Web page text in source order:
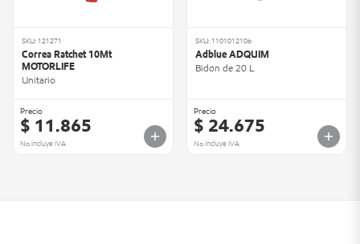
SKU: 121271
Correa Ratchet 10Mt
MOTORLIFE
Unitario
Precio
$ 11.865
No incluye IVA
SKU: 1101012106
Adblue ADQUIM
Bidón de 20 L
Precio
$ 24.675
No incluye IVA